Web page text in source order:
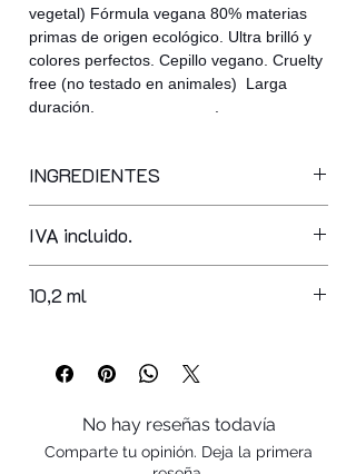
vegetal) Fórmula vegana 80% materias
primas de origen ecológico. Ultra brilló y
colores perfectos. Cepillo vegano. Cruelty
free (no testado en animales) Larga
duración. .
INGREDIENTES
butyl acetate, ethyl acetate,
nitrocellulose, acetyl tributyl citrate,
adipic acid/neopentyl glycol/trimellitic
fluorphlogopite, styrene/acrylates
copolymer, silica, diacetone alcohol,
calcium sodium borosilicate, isopropyl
alcohol, hexanal, lithothamnion
calcareum extract, mannitol, phosphoric
IVA incluido.
10,2 ml
No hay reseñas todavía
Comparte tu opinión. Deja la primera